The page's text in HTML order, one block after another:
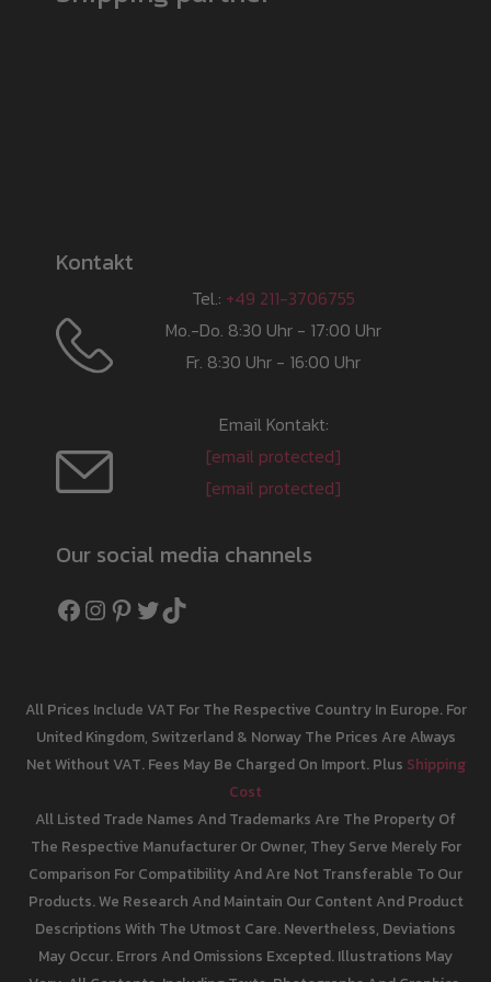
Kontakt
Tel.: +49 211-3706755
Mo.-Do. 8:30 Uhr - 17:00 Uhr
Fr. 8:30 Uhr - 16:00 Uhr
Email Kontakt:
[email protected]
[email protected]
Our social media channels
Facebook
Instagram
Pinterest
Twitter
TikTok
All Prices Include VAT For The Respective Country In Europe. For
United Kingdom, Switzerland & Norway The Prices Are Always
Net Without VAT. Fees May Be Charged On Import. Plus Shipping
Cost
All Listed Trade Names And Trademarks Are The Property Of
The Respective Manufacturer Or Owner, They Serve Merely For
Comparison For Compatibility And Are Not Transferable To Our
Products. We Research And Maintain Our Content And Product
Descriptions With The Utmost Care. Nevertheless, Deviations
May Occur. Errors And Omissions Excepted. Illustrations May